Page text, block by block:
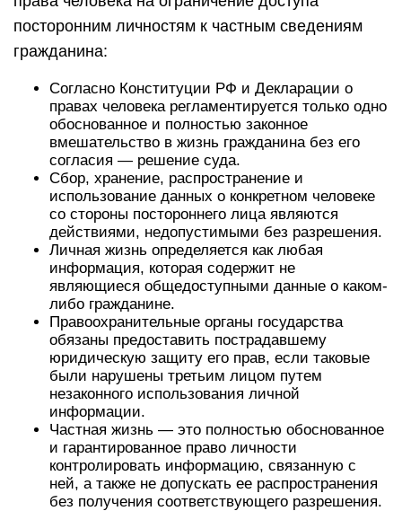
посторонним личностям к частным сведениям
гражданина:
Согласно Конституции РФ и Декларации о
правах человека регламентируется только одно
обоснованное и полностью законное
вмешательство в жизнь гражданина без его
согласия — решение суда.
Сбор, хранение, распространение и
использование данных о конкретном человеке
со стороны постороннего лица являются
действиями, недопустимыми без разрешения.
Личная жизнь определяется как любая
информация, которая содержит не
являющиеся общедоступными данные о каком-
либо гражданине.
Правоохранительные органы государства
обязаны предоставить пострадавшему
юридическую защиту его прав, если таковые
были нарушены третьим лицом путем
незаконного использования личной
информации.
Частная жизнь — это полностью обоснованное
и гарантированное право личности
контролировать информацию, связанную с
ней, а также не допускать ее распространения
без получения соответствующего разрешения.